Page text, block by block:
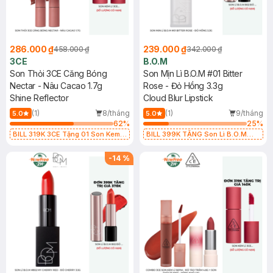
286.000 ₫458.000 ₫
3CE
Son Thỏi 3CE Căng Bóng
Nectar - Nâu Cacao 1.7g
Shine Reflector
5.0 (1)
8/tháng
62%
BILL 319K 3CE Tặng 01 Son Kem
1.5g (SL có hạn)
239.000 ₫342.000 ₫
B.O.M
Son Mịn Lì B.O.M #01 Bitter
Rose - Đỏ Hồng 3.3g
Cloud Blur Lipstick
5.0 (1)
9/tháng
25%
BILL 399K TẶNG Son Lì B.O.M
(SL có hạn)
-14 %